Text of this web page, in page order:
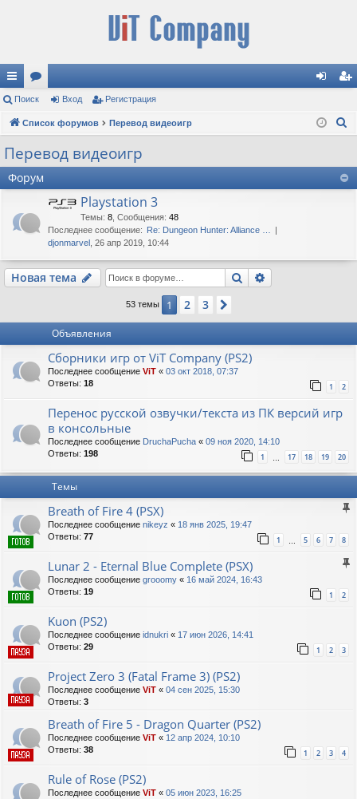
с
ы
лк
ор
ум д ис
ац
Поиск Вход Регистрация
Список форумов Перевод видеоигр
к
Перевод видеоигр
Форум
Playstation 3
Темы: 8 Сообщения: 48
Последнее сообщение: Re: Dungeon Hunter: Alliance …
djonmarvel , 26 апр 2019, 10:44
Новая тема Поиск
53 темы 1 2 3
Объявления
Сборники игр от ViT Company (PS2)
Последнее сообщение ViT « 03 окт 2018, 07:37
Ответы: 18 1 2
Перенос русской озвучки/текста из ПК версий игр
в консольные
Последнее сообщение DruchaPucha « 09 ноя 2020, 14:10
Ответы: 198 1 17 18 19 20
Темы
Breath of Fire 4 (PSX)
Последнее сообщение nikeyz « 18 янв 2025, 19:47
Ответы: 77 1 … 5 6 7 8
Lunar 2 - Eternal Blue Complete (PSX)
Последнее сообщение grooomy « 16 май 2024, 16:43
Ответы: 19 1 2
Kuon (PS2)
Последнее сообщение idnukri « 17 июн 2026, 14:41
Ответы: 29 1 2 3
Project Zero 3 (Fatal Frame 3) (PS2)
Последнее сообщение ViT « 04 сен 2025, 15:30
Ответы: 3
Breath of Fire 5 - Dragon Quarter (PS2)
Последнее сообщение ViT « 12 апр 2024, 10:10
Ответы: 38 1 2 3 4
Rule of Rose (PS2)
Последнее сообщение ViT « 05 июн 2023, 16:25